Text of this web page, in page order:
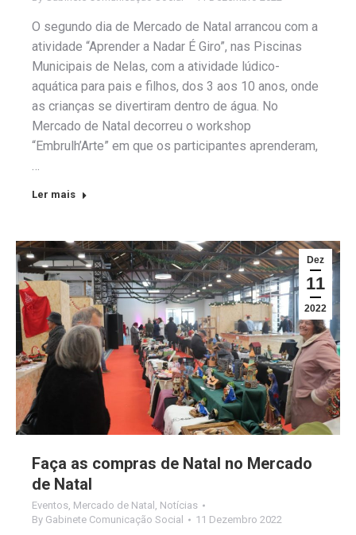
O segundo dia de Mercado de Natal arrancou com a
atividade “Aprender a Nadar É Giro”, nas Piscinas
Municipais de Nelas, com a atividade lúdico-
aquática para pais e filhos, dos 3 aos 10 anos, onde
as crianças se divertiram dentro de água. No
Mercado de Natal decorreu o workshop
“Embrulh’Arte” em que os participantes aprenderam,
…
Ler mais
Dez
11
2022
Faça as compras de Natal no Mercado
de Natal
Eventos, Mercado de Natal , Notícias
By Gabinete Comunicação Social 11 Dezembro 2022